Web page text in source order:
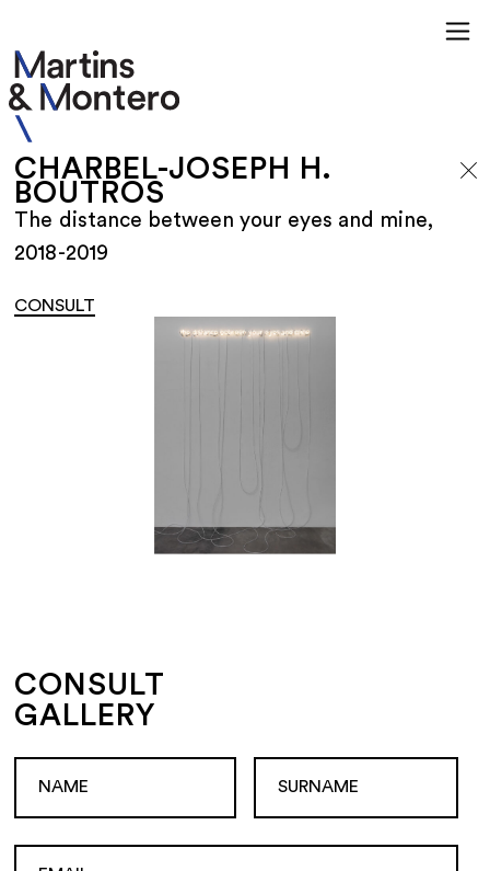
CHARBEL-JOSEPH H.
BOUTROS
The distance between your eyes and mine,
2018-2019
CONSULT
CONSULT
GALLERY